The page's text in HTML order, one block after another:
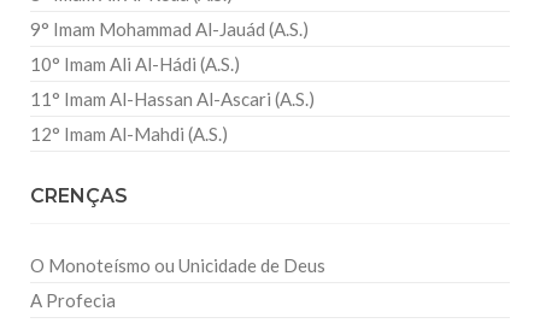
9° Imam Mohammad Al-Jauád (A.S.)
10° Imam Ali Al-Hádi (A.S.)
11° Imam Al-Hassan Al-Ascari (A.S.)
12° Imam Al-Mahdi (A.S.)
CRENÇAS
O Monoteísmo ou Unicidade de Deus
A Profecia